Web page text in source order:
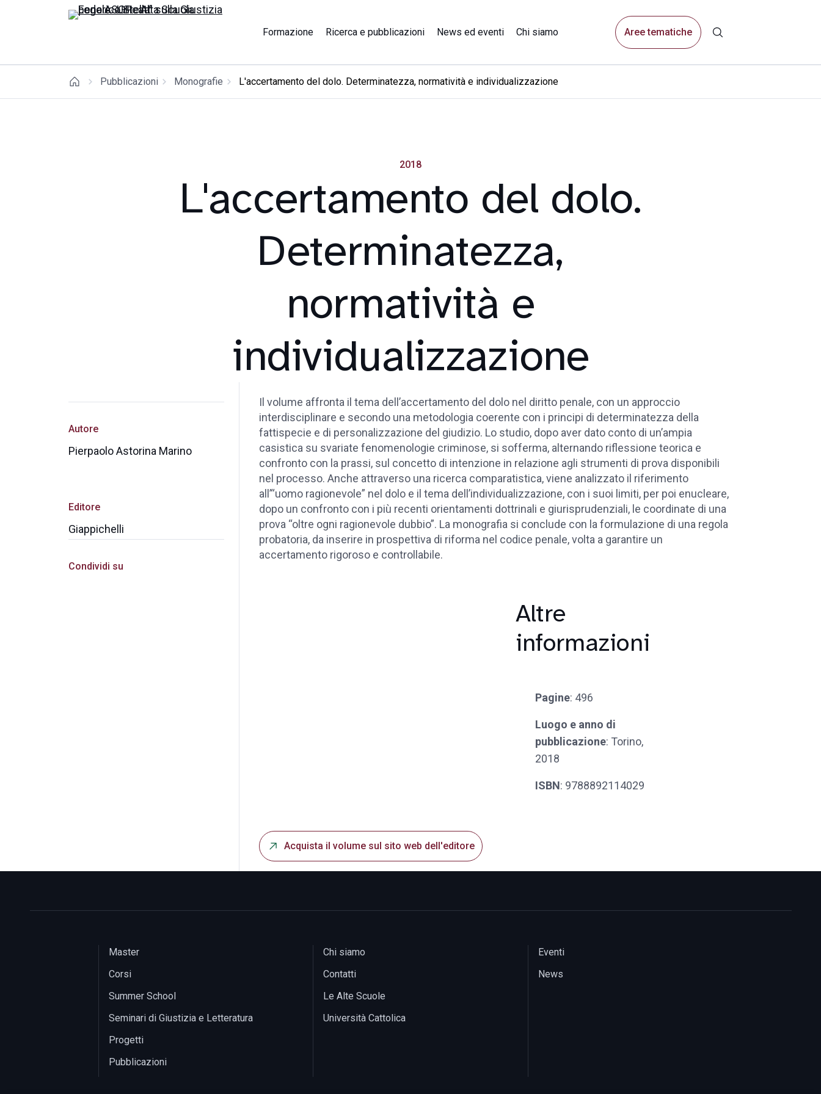
Formazione Ricerca e pubblicazioni News ed eventi Chi siamo Aree tematiche
Pubblicazioni Monografie L'accertamento del dolo. Determinatezza, normatività e individualizzazione
2018
L'accertamento del dolo.
Determinatezza,
normatività e
individualizzazione
Autore
Pierpaolo Astorina Marino
Editore
Giappichelli
Condividi su
Il volume affronta il tema dell’accertamento del dolo nel diritto penale, con un approccio
interdisciplinare e secondo una metodologia coerente con i principi di determinatezza della
fattispecie e di personalizzazione del giudizio. Lo studio, dopo aver dato conto di un’ampia
casistica su svariate fenomenologie criminose, si sofferma, alternando riflessione teorica e
confronto con la prassi, sul concetto di intenzione in relazione agli strumenti di prova disponibili
nel processo. Anche attraverso una ricerca comparatistica, viene analizzato il riferimento
all’“uomo ragionevole” nel dolo e il tema dell’individualizzazione, con i suoi limiti, per poi enucleare,
dopo un confronto con i più recenti orientamenti dottrinali e giurisprudenziali, le coordinate di una
prova “oltre ogni ragionevole dubbio”. La monografia si conclude con la formulazione di una regola
probatoria, da inserire in prospettiva di riforma nel codice penale, volta a garantire un
accertamento rigoroso e controllabile.
Altre
informazioni
Pagine: 496
Luogo e anno di
pubblicazione: Torino,
2018
ISBN: 9788892114029
Acquista il volume sul sito web dell'editore
Master
Corsi
Summer School
Seminari di Giustizia e Letteratura
Progetti
Pubblicazioni
Chi siamo
Contatti
Le Alte Scuole
Università Cattolica
Eventi
News